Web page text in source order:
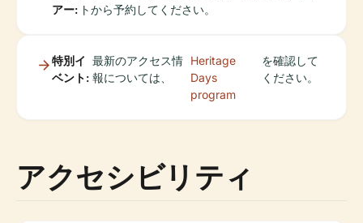
アー: トから予約してください。
特別イ
ベント:
最新のアクセス情
報については、
Heritage
Days
program
を確認して
ください。
アクセシビリティ